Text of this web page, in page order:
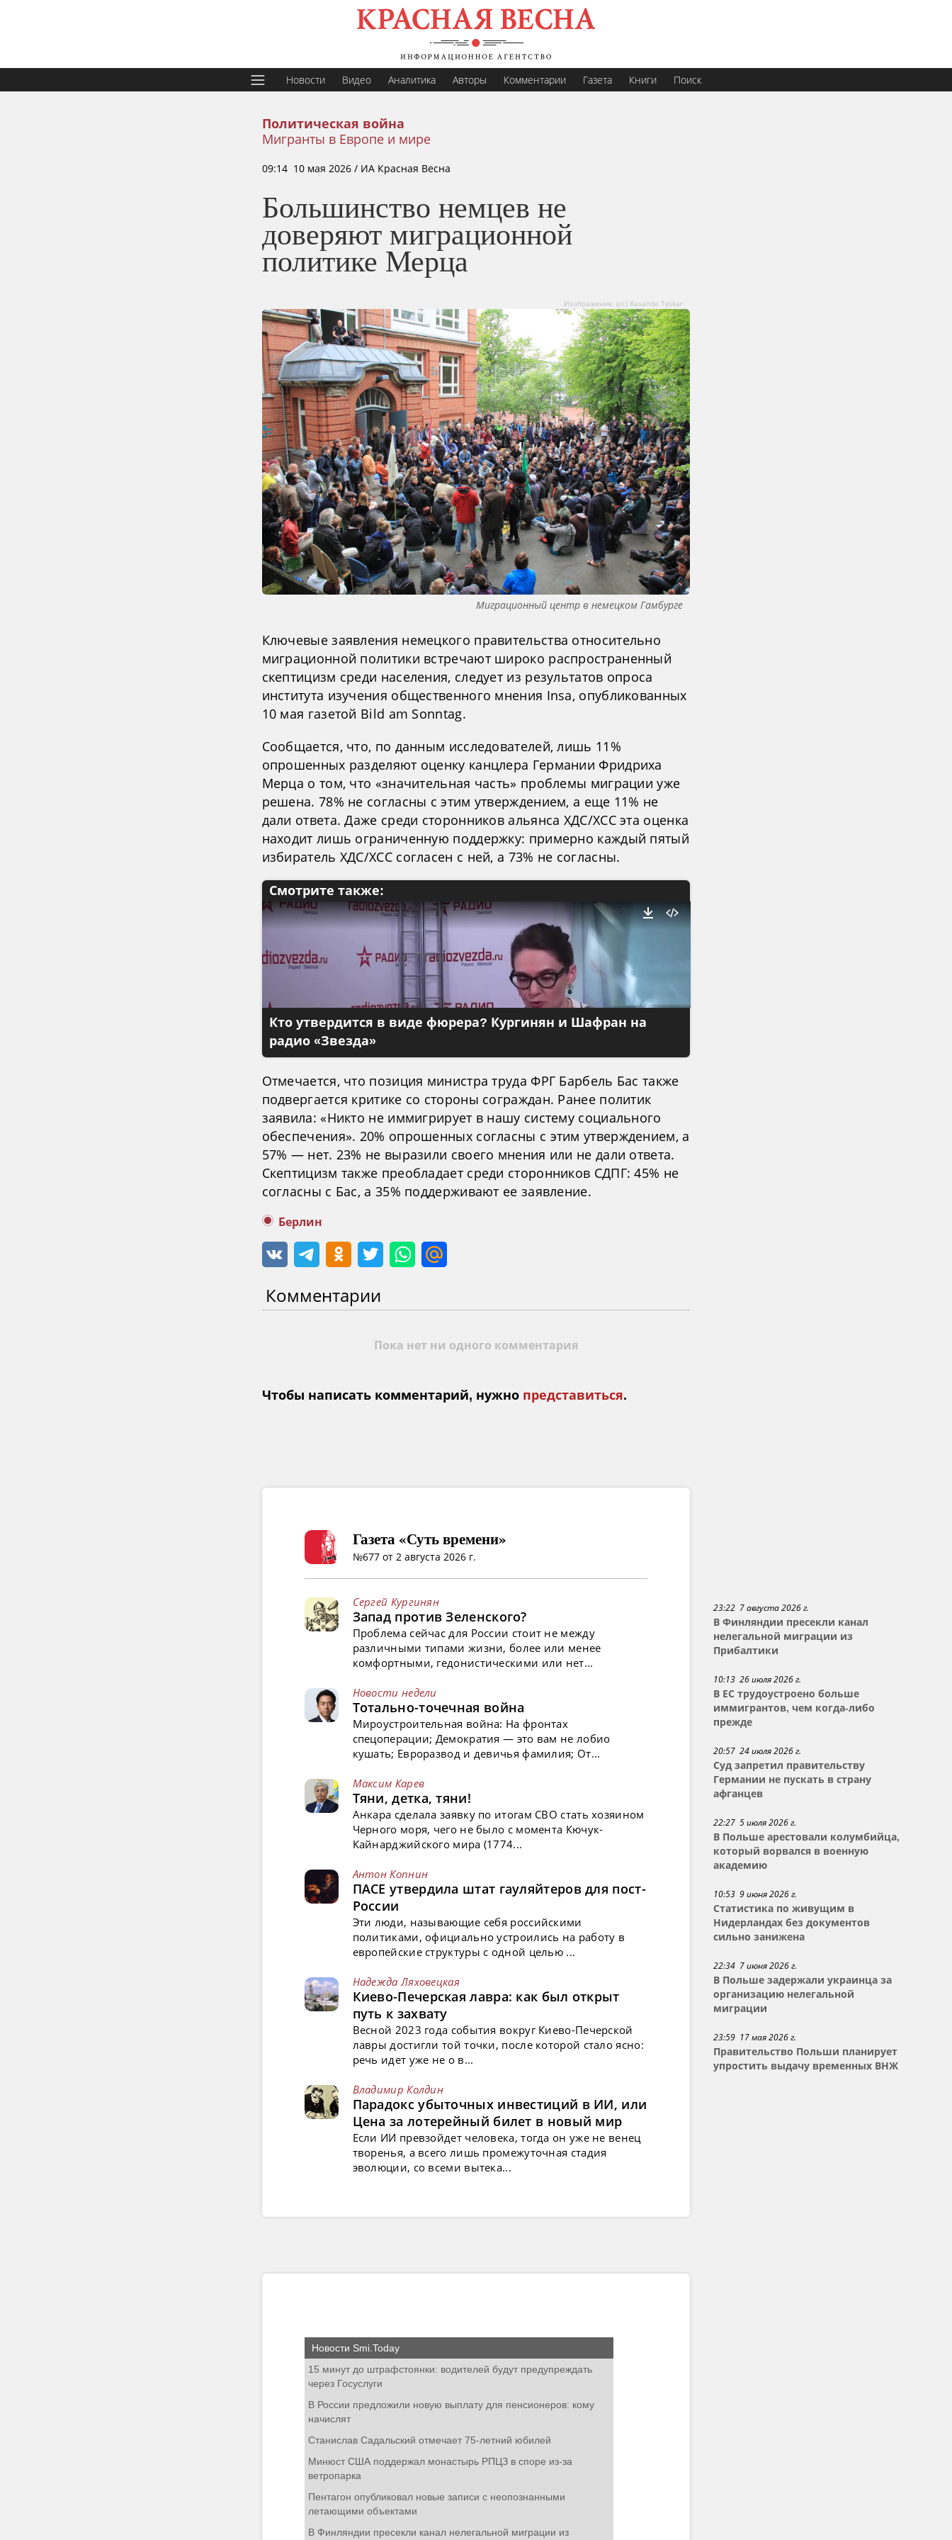
Новости Видео Аналитика Авторы Комментарии Газета Книги Поиск
Политическая война
Мигранты в Европе и мире
09:14 10 мая 2026 / ИА Красная Весна
Большинство немцев не
доверяют миграционной
политике Мерца
Изображение: (cc) Rasande Tyskar
Миграционный центр в немецком Гамбурге
Ключевые заявления немецкого правительства относительно
миграционной политики встречают широко распространенный
скептицизм среди населения, следует из результатов опроса
института изучения общественного мнения Insa, опубликованных
10 мая газетой Bild am Sonntag.
Сообщается, что, по данным исследователей, лишь 11%
опрошенных разделяют оценку канцлера Германии Фридриха
Мерца о том, что «значительная часть» проблемы миграции уже
решена. 78% не согласны с этим утверждением, а еще 11% не
дали ответа. Даже среди сторонников альянса ХДС/ХСС эта оценка
находит лишь ограниченную поддержку: примерно каждый пятый
избиратель ХДС/ХСС согласен с ней, а 73% не согласны.
Смотрите также:
Кто утвердится в виде фюрера? Кургинян и Шафран на
радио «Звезда»
Отмечается, что позиция министра труда ФРГ Барбель Бас также
подвергается критике со стороны сограждан. Ранее политик
заявила: «Никто не иммигрирует в нашу систему социального
обеспечения». 20% опрошенных согласны с этим утверждением, а
57% — нет. 23% не выразили своего мнения или не дали ответа.
Скептицизм также преобладает среди сторонников СДПГ: 45% не
согласны с Бас, а 35% поддерживают ее заявление.
Берлин
Комментарии
Пока нет ни одного комментария
Чтобы написать комментарий, нужно представиться.
23:22 7 августа 2026 г.
В Финляндии пресекли канал
нелегальной миграции из
Прибалтики
10:13 26 июля 2026 г.
В ЕС трудоустроено больше
иммигрантов, чем когда-либо
прежде
20:57 24 июля 2026 г.
Суд запретил правительству
Германии не пускать в страну
афганцев
22:27 5 июля 2026 г.
В Польше арестовали колумбийца,
который ворвался в военную
академию
10:53 9 июня 2026 г.
Статистика по живущим в
Нидерландах без документов
сильно занижена
22:34 7 июня 2026 г.
В Польше задержали украинца за
организацию нелегальной
миграции
23:59 17 мая 2026 г.
Правительство Польши планирует
упростить выдачу временных ВНЖ
Газета «Суть времени»
№677 от 2 августа 2026 г.
Сергей Кургинян
Запад против Зеленского?
Проблема сейчас для России стоит не между
различными типами жизни, более или менее
комфортными, гедонистическими или нет...
Новости недели
Тотально-точечная война
Мироустроительная война: На фронтах
спецоперации; Демократия — это вам не лобио
кушать; Евроразвод и девичья фамилия; От...
Максим Карев
Тяни, детка, тяни!
Анкара сделала заявку по итогам СВО стать хозяином
Черного моря, чего не было с момента Кючук-
Кайнарджийского мира (1774...
Антон Копнин
ПАСЕ утвердила штат гауляйтеров для пост-
России
Эти люди, называющие себя российскими
политиками, официально устроились на работу в
европейские структуры с одной целью ...
Надежда Ляховецкая
Киево-Печерская лавра: как был открыт
путь к захвату
Весной 2023 года события вокруг Киево-Печерской
лавры достигли той точки, после которой стало ясно:
речь идет уже не о в...
Владимир Колдин
Парадокс убыточных инвестиций в ИИ, или
Цена за лотерейный билет в новый мир
Если ИИ превзойдет человека, тогда он уже не венец
творенья, а всего лишь промежуточная стадия
эволюции, со всеми вытека...